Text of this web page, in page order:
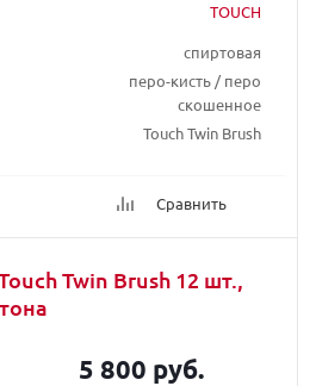
TOUCH
спиртовая
перо-кисть / перо
скошенное
Touch Twin Brush
Сравнить
Twin Brush 12 шт.,
5 800 руб.